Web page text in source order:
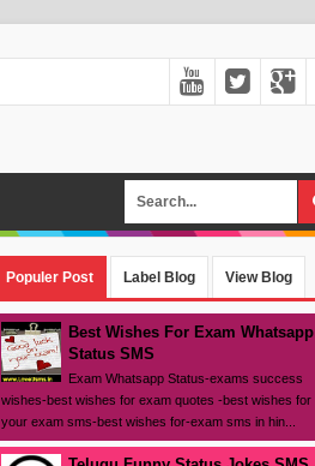
Populer Post Label Blog View Blog
Best Wishes For Exam Whatsapp
Status SMS
Exam Whatsapp Status-exams success
wishes-best wishes for exam quotes -best wishes for
your exam sms-best wishes for-exam sms in hin...